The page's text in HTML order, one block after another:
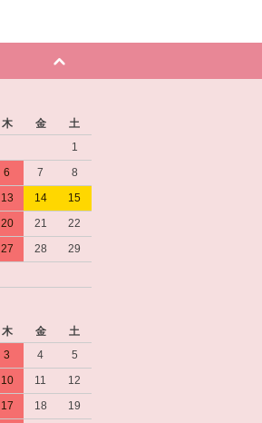
木 金
土
1
6 7
8
13 14
15
20 21
22
27 28
29
木 金
土
3 4
5
10 11
12
17 18
19